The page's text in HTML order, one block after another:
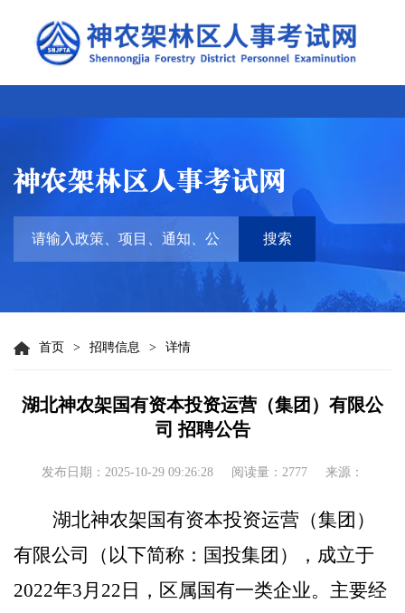
搜索
首页 > 招聘信息 > 详情
湖北神农架国有资本投资运营（集团）有限公
司 招聘公告
发布日期：2025-10-29 09:26:28 阅读量：2777 来源：
湖北神农架国有资本投资运营（集团）
有限公司（以下简称：国投集团），成立于
2022年3月22日，区属国有一类企业。主要经